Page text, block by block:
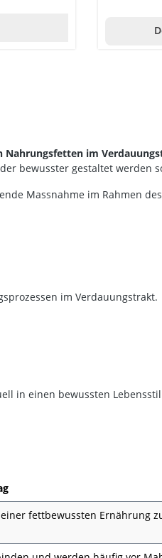
Nahrungsfetten im
bewusster gestaltet werden
Massnahme im Rahmen
im Verdauungstrakt.
in einen bewussten
fettbewussten Ernährung